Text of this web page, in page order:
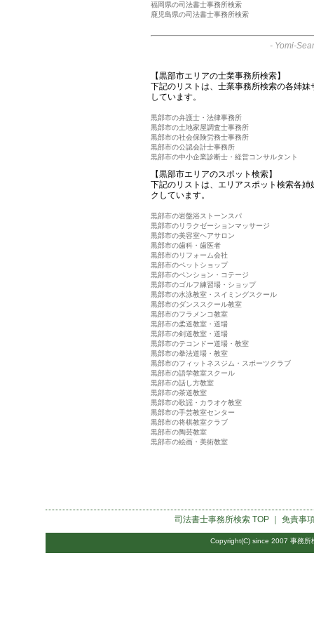
福岡県の司法書士事務所検索
鹿児島県の司法書士事務所検索
- Yomi-
【黒部市エリアの士業事務所検索】
下記のリストは、士業事務所検索の各姉
しています。
黒部市の弁護士・法律事務所
黒部市の土地家屋調査士事務所
黒部市の社会保険労務士事務所
黒部市の公認会計士事務所
黒部市の中小企業診断士・経営コンサルタント
【黒部市エリアのスポット検索】
下記のリストは、エリアスポット検索各
クしています。
黒部市の岩盤浴ストーンスパ
黒部市のリラクゼーションマッサージ
黒部市の美容室ヘアサロン
黒部市の歯科・歯医者
黒部市のリフォーム会社
黒部市のペットショップ
黒部市のペンション・コテージ
黒部市のゴルフ練習場・ショップ
黒部市の水泳教室・スイミングスクール
黒部市のダンススクール教室
黒部市のフラメンコ教室
黒部市の柔道教室・道場
黒部市の剣道教室・道場
黒部市のテコンドー道場・教室
黒部市の拳法道場・教室
黒部市のフィットネスジム・スポーツクラブ
黒部市の語学教室スクール
黒部市の話し方教室
黒部市の茶道教室
黒部市の歌謡・カラオケ教室
黒部市の手芸教室センター
黒部市の将棋教室クラブ
黒部市の陶芸教室
黒部市の絵画・美術教室
司法書士事務所検索TOP ｜ 免責事
Copyright(C) since 2007 事務所